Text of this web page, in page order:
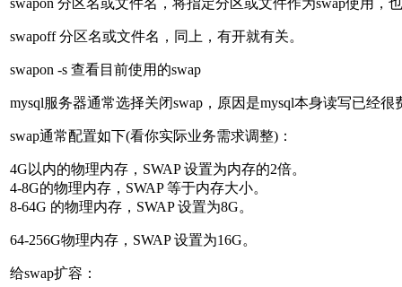
swapoff 分区名或文件名，同上，有开就有关。
swapon -s 查看目前使用的swap
mysql服务器通常选择关闭swap，原因是mysql本身读写已经
swap通常配置如下(看你实际业务需求调整)：
4G以内的物理内存，SWAP 设置为内存的2倍。
4-8G的物理内存，SWAP 等于内存大小。
8-64G 的物理内存，SWAP 设置为8G。
64-256G物理内存，SWAP 设置为16G。
给swap扩容：